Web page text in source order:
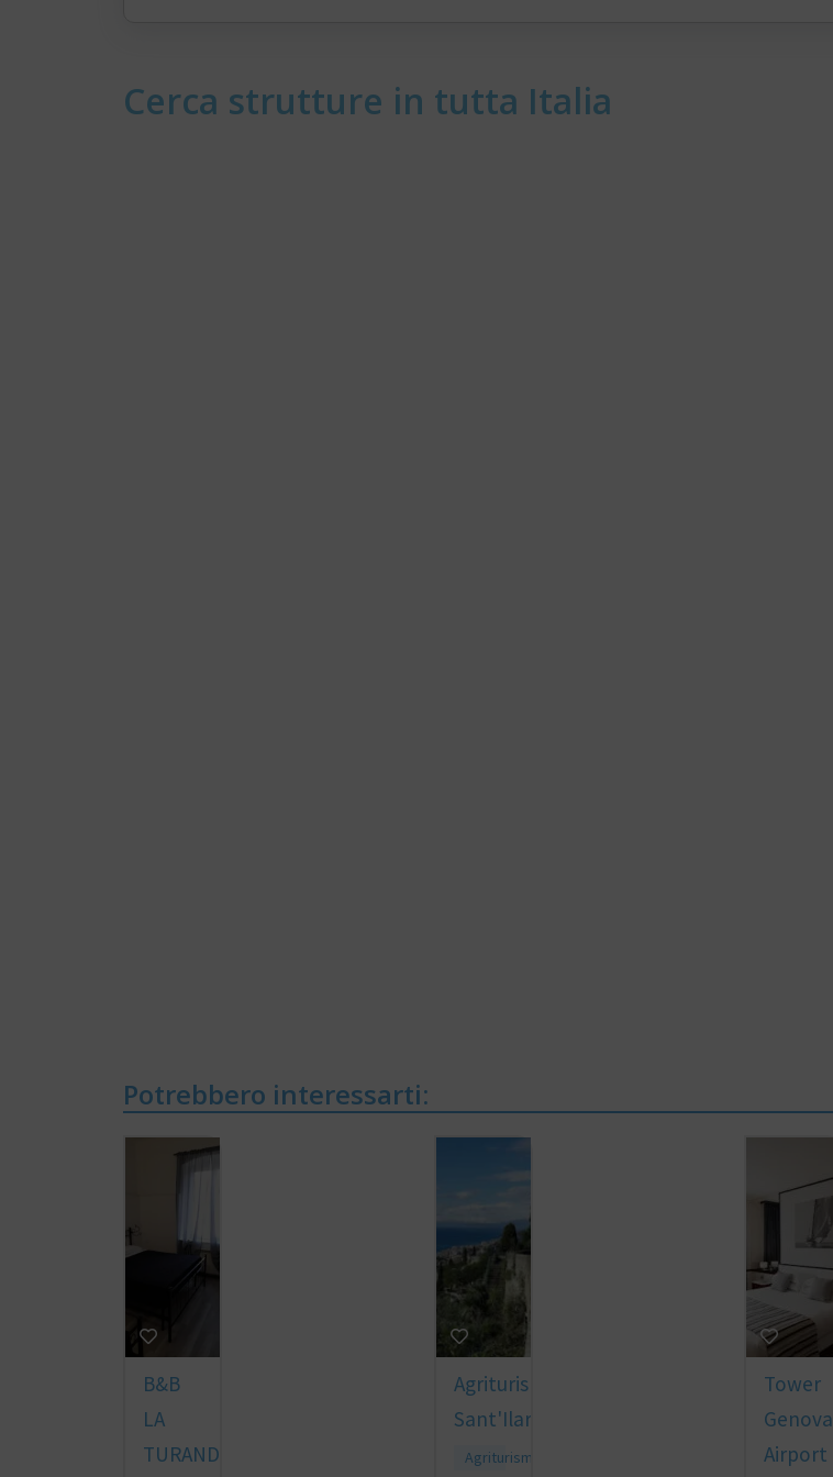
Cerca strutture in tutta Italia
Potrebbero interessarti:
B&B
LA
TURANDOT
Agriturismo
Sant'Ilario
Agriturismo
Tower
Genova
Airport